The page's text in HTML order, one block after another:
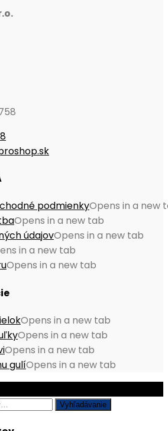
podmienkyOpens in a new
Opens in a new tab
údajovOpens in a new tab
in a new tab
Opens in a new tab
Opens in a new tab
Opens in a new tab
Opens in a new tab
gulíOpens in a new tab
Vyhľadávanie